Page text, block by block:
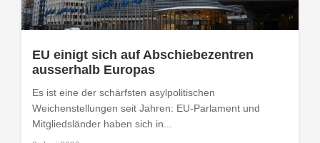
EU einigt sich auf Abschiebezentren
ausserhalb Europas
Es ist eine der schärfsten asylpolitischen
Weichenstellungen seit Jahren: EU-Parlament und
Mitgliedsländer haben sich in...